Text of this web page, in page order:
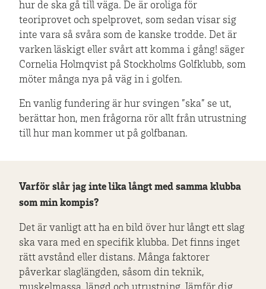
hur de ska gå till väga. De är oroliga för
teoriprovet och spelprovet, som sedan visar sig
inte vara så svåra som de kanske trodde. Det är
varken läskigt eller svårt att komma i gång! säger
Cornelia Holmqvist på Stockholms Golfklubb, som
möter många nya på väg in i golfen.
En vanlig fundering är hur svingen ”ska” se ut,
berättar hon, men frågorna rör allt från utrustning
till hur man kommer ut på golfbanan.
Varför slår jag inte lika långt med samma klubba
som min kompis?
Det är vanligt att ha en bild över hur långt ett slag
ska vara med en specifik klubba. Det finns inget
rätt avstånd eller distans. Många faktorer
påverkar slaglängden, såsom din teknik,